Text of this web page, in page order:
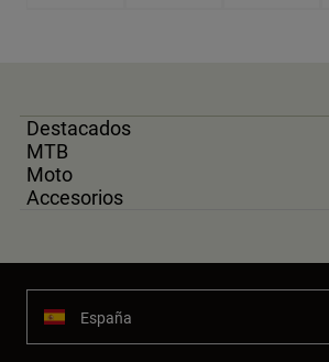
Destacados
MTB
Moto
Accesorios
España